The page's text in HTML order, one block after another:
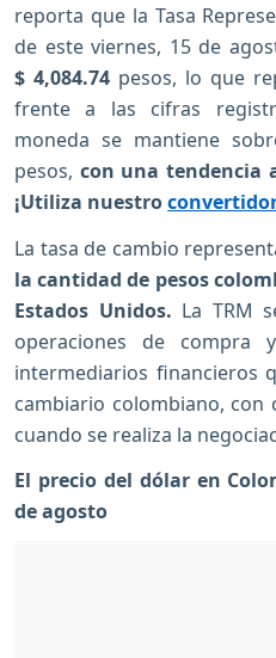
reporta que la Tasa
de este viernes, 15 de
$ 4,084.74 pesos, lo que
frente a las cifras
moneda se mantiene
pesos, con una tendencia
¡Utiliza nuestro
La tasa de cambio
la cantidad de pesos
Estados Unidos. La TRM
operaciones de compra
intermediarios financieros
cambiario colombiano,
cuando se realiza la
El precio del dólar en
de agosto